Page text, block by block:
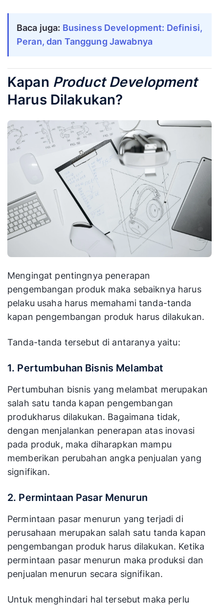
Baca juga: Business Development: Definisi,
Peran, dan Tanggung Jawabnya
Kapan Product Development
Harus Dilakukan?
Mengingat pentingnya penerapan
pengembangan produk maka sebaiknya harus
pelaku usaha harus memahami tanda-tanda
kapan pengembangan produk harus dilakukan.
Tanda-tanda tersebut di antaranya yaitu:
1. Pertumbuhan Bisnis Melambat
Pertumbuhan bisnis yang melambat merupakan
salah satu tanda kapan pengembangan
produkharus dilakukan. Bagaimana tidak,
dengan menjalankan penerapan atas inovasi
pada produk, maka diharapkan mampu
memberikan perubahan angka penjualan yang
signifikan.
2. Permintaan Pasar Menurun
Permintaan pasar menurun yang terjadi di
perusahaan merupakan salah satu tanda kapan
pengembangan produk harus dilakukan. Ketika
permintaan pasar menurun maka produksi dan
penjualan menurun secara signifikan.
Untuk menghindari hal tersebut maka perlu